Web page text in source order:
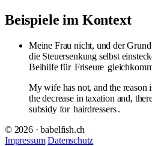
Beispiele im Kontext
Meine Frau nicht, und der
die Steuersenkung selbst
Beihilfe für Friseure
My wife has not, and the reason
the decrease in taxation and,
subsidy for hairdressers.
© 2026 · babelfish.ch
Impressum Datenschutz